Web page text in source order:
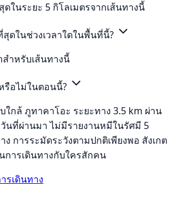
ในระยะ 5 กิโลเมตรจากเส้นทางนี้
ดในช่วงเวลาใดในพื้นที่นี้?
ำหรับเส้นทางนี้
รือไม่ในตอนนี้?
ใกล้ ภูทาคาโอะ ระยะทาง 3.5 km ผ่าน
วันที่ผ่านมา ไม่มีรายงานหมีในรัศมี 5
ง การระมัดระวังตามปกติเพียงพอ สังเกต
การเดินทางกับใครสักคน
รเดินทาง